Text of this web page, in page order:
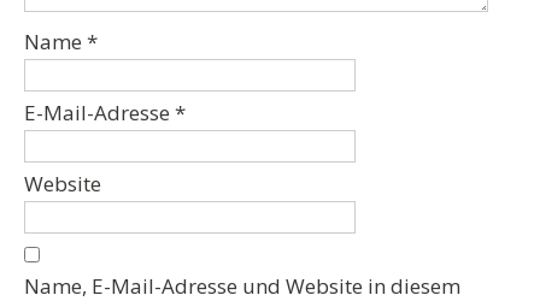
Name *
E-Mail-Adresse *
Website
Name, E-Mail-Adresse und Website in diesem